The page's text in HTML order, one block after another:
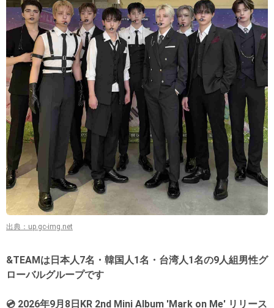
出典：up.gc-img.net
&TEAMは日本人7名・韓国人1名・台湾人1名の9人組男性グ
ローバルグループです
💿 2026年9月8日KR 2nd Mini Album 'Mark on Me' リリース